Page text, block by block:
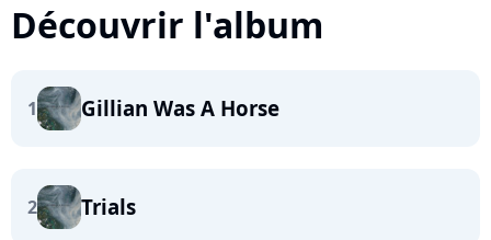
Découvrir l'album
1 Gillian Was A Horse
2 Trials